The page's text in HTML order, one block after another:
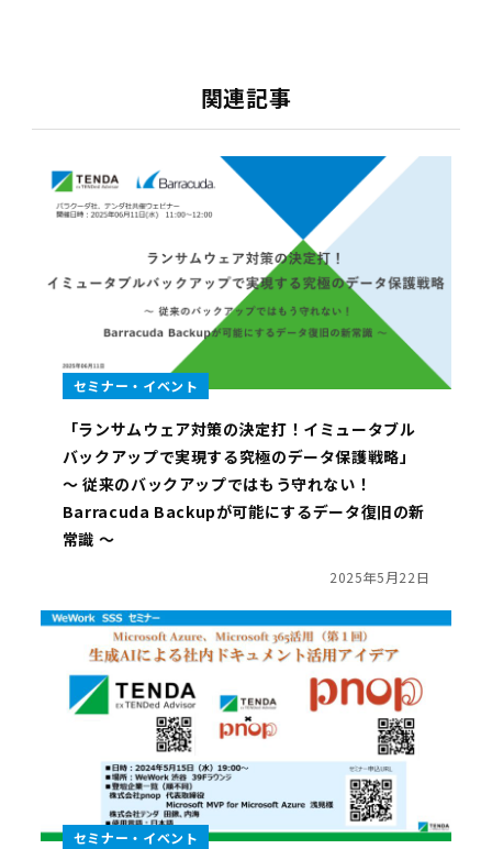
関連記事
セミナー・イベント
「ランサムウェア対策の決定打！イミュータブル
バックアップで実現する究極のデータ保護戦略」
～ 従来のバックアップではもう守れない！
Barracuda Backupが可能にするデータ復旧の新
常識 ～
2025年5月22日
セミナー・イベント